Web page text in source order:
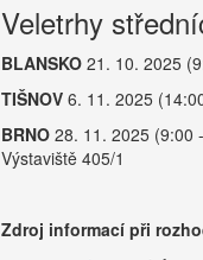
Veletrhy
BLANSKO 21. 10. 2025
TIŠNOV 6. 11. 2025
BRNO 28. 11. 2025 (9:00
Výstaviště 405/1
Zdroj informací při